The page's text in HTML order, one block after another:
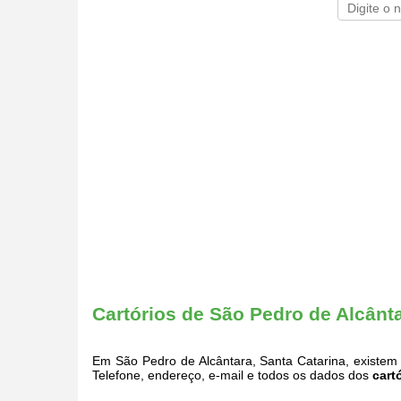
Cartórios de São Pedro de
Em São Pedro de Alcântara, Santa Catarina,
Telefone, endereço, e-mail e todos os dados dos